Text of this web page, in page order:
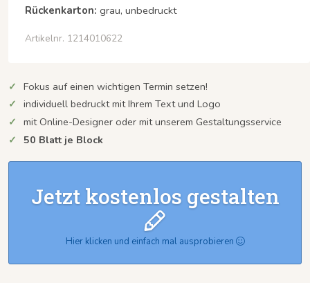
Rückenkarton: grau, unbedruckt
Artikelnr. 1214010622
Fokus auf einen wichtigen Termin setzen!
individuell bedruckt mit Ihrem Text und Logo
mit Online-Designer oder mit unserem Gestaltungsservice
50 Blatt je Block
Hier klicken und einfach mal ausprobieren